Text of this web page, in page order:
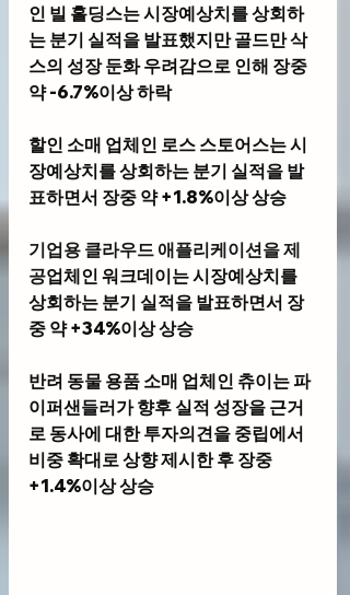
인 빌 홀딩스는 시장예상치를 상회하
는 분기 실적을 발표했지만 골드만 삭
스의 성장 둔화 우려감으로 인해 장중
약 -6.7%이상 하락
할인 소매 업체인 로스 스토어스는 시
장예상치를 상회하는 분기 실적을 발
표하면서 장중 약 +1.8%이상 상승
기업용 클라우드 애플리케이션을 제
공업체인 워크데이는 시장예상치를
상회하는 분기 실적을 발표하면서 장
중 약 +34%이상 상승
반려 동물 용품 소매 업체인 츄이는 파
이퍼샌들러가 향후 실적 성장을 근거
로 동사에 대한 투자의견을 중립에서
비중 확대로 상향 제시한 후 장중
+1.4%이상 상승